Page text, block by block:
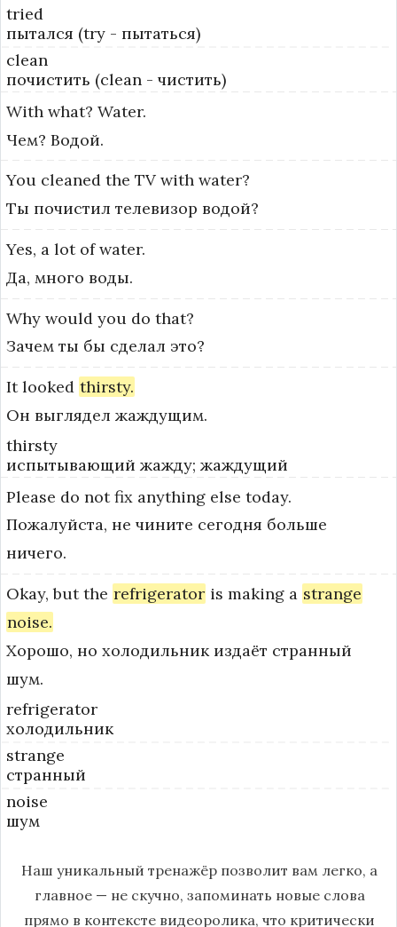
tried
пытался (try - пытаться)
clean
почистить (clean - чистить)
With what? Water.
Чем? Водой.
You cleaned the TV with water?
Ты почистил телевизор водой?
Yes, a lot of water.
Да, много воды.
Why would you do that?
Зачем ты бы сделал это?
It looked thirsty.
Он выглядел жаждущим.
thirsty
испытывающий жажду; жаждущий
Please do not fix anything else today.
Пожалуйста, не чините сегодня больше
ничего.
Okay, but the refrigerator is making a strange
noise.
Хорошо, но холодильник издаёт странный
шум.
refrigerator
холодильник
strange
странный
noise
шум
Наш уникальный тренажёр позволит вам легко, а
главное — не скучно, запоминать новые слова
прямо в контексте видеоролика, что критически